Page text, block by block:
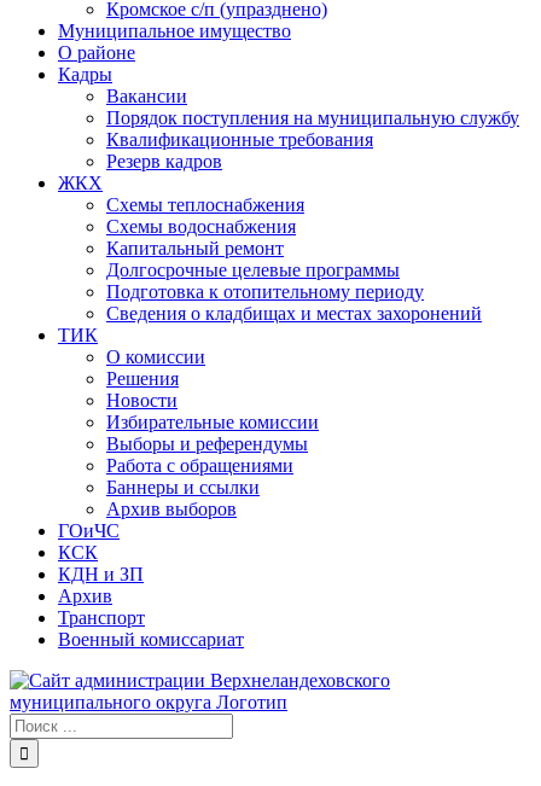
Кромское с/п (упразднено)
Муниципальное имущество
О районе
Кадры
Вакансии
Порядок поступления на муниципальную службу
Квалификационные требования
Резерв кадров
ЖКХ
Схемы теплоснабжения
Схемы водоснабжения
Капитальный ремонт
Долгосрочные целевые программы
Подготовка к отопительному периоду
Сведения о кладбищах и местах захоронений
ТИК
О комиссии
Решения
Новости
Избирательные комиссии
Выборы и референдумы
Работа с обращениями
Баннеры и ссылки
Архив выборов
ГОиЧС
КСК
КДН и ЗП
Архив
Транспорт
Военный комиссариат
Результат
поиска: